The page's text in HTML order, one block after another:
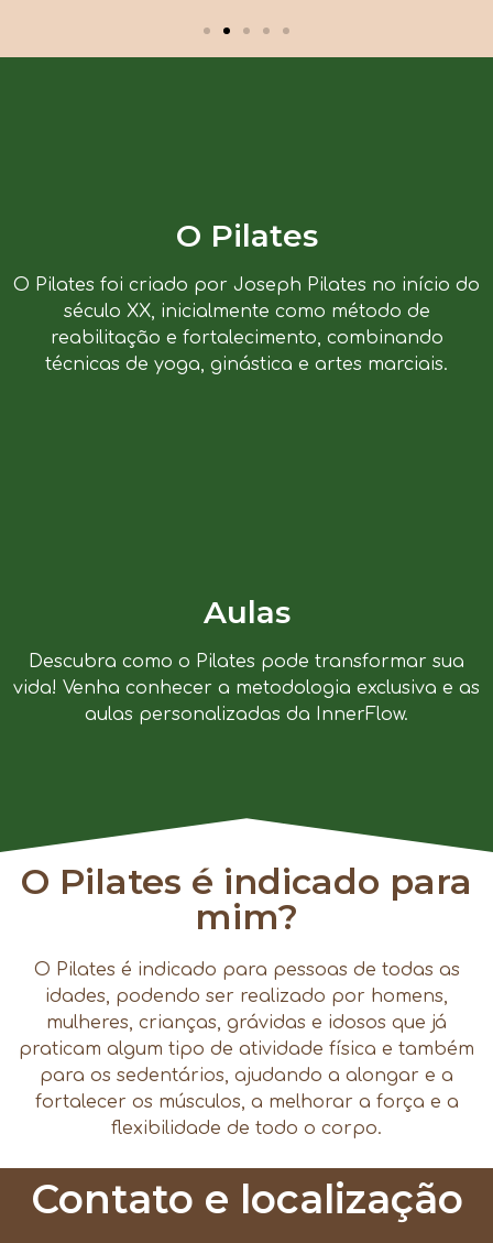
O Pilates
O Pilates foi criado por Joseph Pilates no início do
século XX, inicialmente como método de
reabilitação e fortalecimento, combinando
técnicas de yoga, ginástica e artes marciais.
Aulas
Descubra como o Pilates pode transformar sua
vida! Venha conhecer a metodologia exclusiva e as
aulas personalizadas da InnerFlow.
O Pilates é indicado para
mim?
O Pilates é indicado para pessoas de todas as
idades, podendo ser realizado por homens,
mulheres, crianças, grávidas e idosos que já
praticam algum tipo de atividade física e também
para os sedentários, ajudando a alongar e a
fortalecer os músculos, a melhorar a força e a
flexibilidade de todo o corpo.
Contato e localização